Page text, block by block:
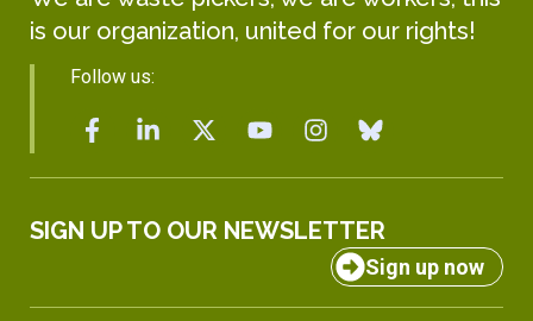
is our organization, united for our rights!
Follow us:
SIGN UP TO OUR NEWSLETTER
Sign up now